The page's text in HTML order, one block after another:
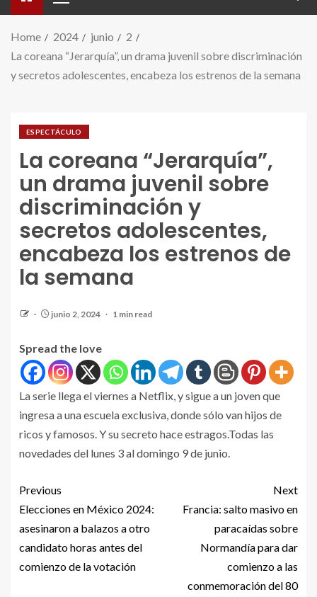
Home 2024 junio
2
La coreana “Jerarquía”, un drama juvenil sobre discriminación
y secretos adolescentes, encabeza los estrenos de la semana
ESPECTÁCULO
La coreana “Jerarquía”,
un drama juvenil sobre
discriminación y
secretos adolescentes,
encabeza los estrenos de
la semana
junio 2, 2024 1 min read
Spread the love
La serie llega el viernes a Netflix, y sigue a un joven que
ingresa a una escuela exclusiva, donde sólo van hijos de
ricos y famosos. Y su secreto hace estragos.Todas las
novedades del lunes 3 al domingo 9 de junio.
Previous
Elecciones en México 2024:
asesinaron a balazos a otro
candidato horas antes del
comienzo de la votación
Next
Francia: salto masivo en
paracaídas sobre
Normandía para dar
comienzo a las
conmemoración del 80